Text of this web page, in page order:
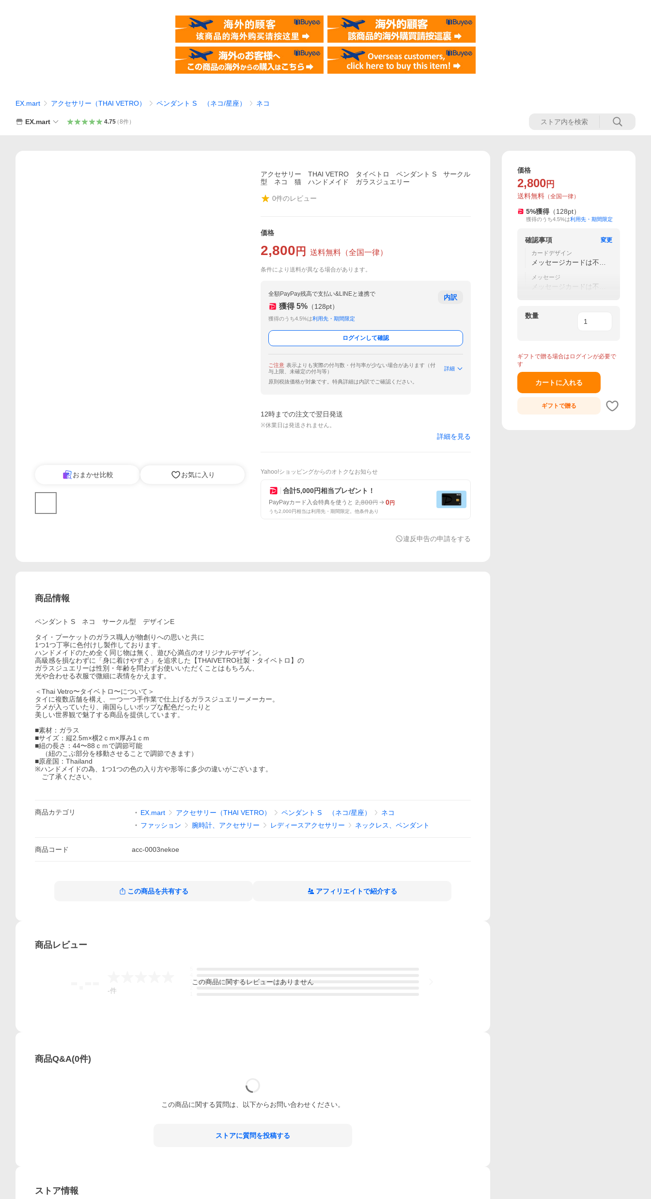
EX.mart アクセサリー（THAI VETRO） ペンダント S （ネコ/星座） ネコ
EX.mart 4.75（8件）
おまかせ比較 お気に入り
アクセサリー THAI VETRO タイベトロ ペンダント S サークル
型 ネコ 猫 ハンドメイド ガラスジュエリー
0件のレビュー
価格
2,800 円 送料無料 （全国一律）
条件により送料が異なる場合があります。
全額PayPay残高で支払い&LINEと連携で
獲得 5% （128pt）
獲得のうち4.5%は利用先・期間限定
内訳
ログインして確認
ご注意 表示よりも実際の付与数・付与率が少ない場合があります（付
与上限、未確定の付与等）
詳細
原則税抜価格が対象です。特典詳細は内訳でご確認ください。
12時までの注文で翌日発送
※休業日は発送されません。
詳細を見る
Yahoo!ショッピングからのオトクなお知らせ
合計5,000円相当プレゼント！
PayPayカード入会特典を使うと 2,800円 0円
うち2,000円相当は利用先・期間限定。他条件あり
違反申告の申請をする
商品情報
ペンダント S ネコ サークル型 デザインE
タイ・プーケットのガラス職人が物創りへの思いと共に
1つ1つ丁寧に色付けし製作しております。
ハンドメイドのため全く同じ物は無く、遊び心満点のオリジナルデザイン。
高級感を損なわずに「身に着けやすさ」を追求した【THAIVETRO社製・タイベトロ】の
ガラスジュエリーは性別・年齢を問わずお使いいただくことはもちろん、
光や合わせる衣服で微細に表情をかえます。
＜Thai Vetro〜タイベトロ〜について＞
タイに複数店舗を構え、一つ一つ手作業で仕上げるガラスジュエリーメーカー。
ラメが入っていたり、南国らしいポップな配色だったりと
美しい世界観で魅了する商品を提供しています。
■素材：ガラス
■サイズ：縦2.5m×横2ｃm×厚み1ｃm
■紐の長さ：44〜88ｃｍで調節可能
（紐のこぶ部分を移動させることで調節できます）
■原産国：Thailand
※ハンドメイドの為、1つ1つの色の入り方や形等に多少の違いがございます。
ご了承ください。
商品カテゴリ EX.mart アクセサリー（THAI VETRO） ペンダント S （ネコ/星座）
ネコ
ファッション
腕時計、アクセサリー レディースアクセサリー ネックレス、ペンダント
商品コード acc-0003nekoe
この商品を共有する アフィリエイトで紹介する
商品レビュー
-件
この商品に関するレビューはありません
商品Q&A(0件)
この商品に関する質問は、以下からお問い合わせください。
ストアに質問を投稿する
ストア情報
価格
2,800 円
送料無料 （全国一律）
5%獲得 （128pt）
獲得のうち4.5%は利用先・期間限定
確認事項
変更
カードデザイン
メッセージカードは不要
メッセージ
メッセージカードは不要
数量
ギフトで贈る場合はログインが必要で
す
カートに入れる
ギフトで贈る